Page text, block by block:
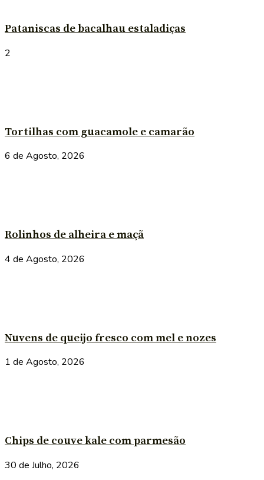
Pataniscas de bacalhau estaladiças
2
Tortilhas com guacamole e camarão
6 de Agosto, 2026
Rolinhos de alheira e maçã
4 de Agosto, 2026
Nuvens de queijo fresco com mel e nozes
1 de Agosto, 2026
Chips de couve kale com parmesão
30 de Julho, 2026